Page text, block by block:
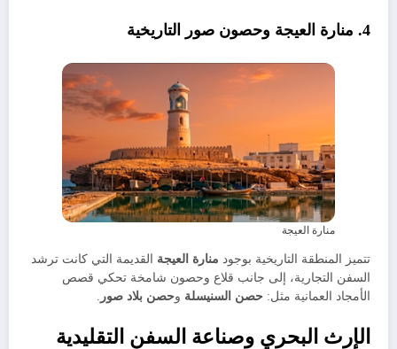
​4. منارة العيجة وحصون صور التاريخية
منارة العيجة
​تتميز المنطقة التاريخية بوجود منارة العيجة القديمة التي كانت ترشد
السفن التجارية، إلى جانب قلاع وحصون شامخة تحكي قصص
الأمجاد العمانية مثل: حصن السنيسلة وحصن بلاد صور
​الإرث البحري وصناعة السفن التقليدية